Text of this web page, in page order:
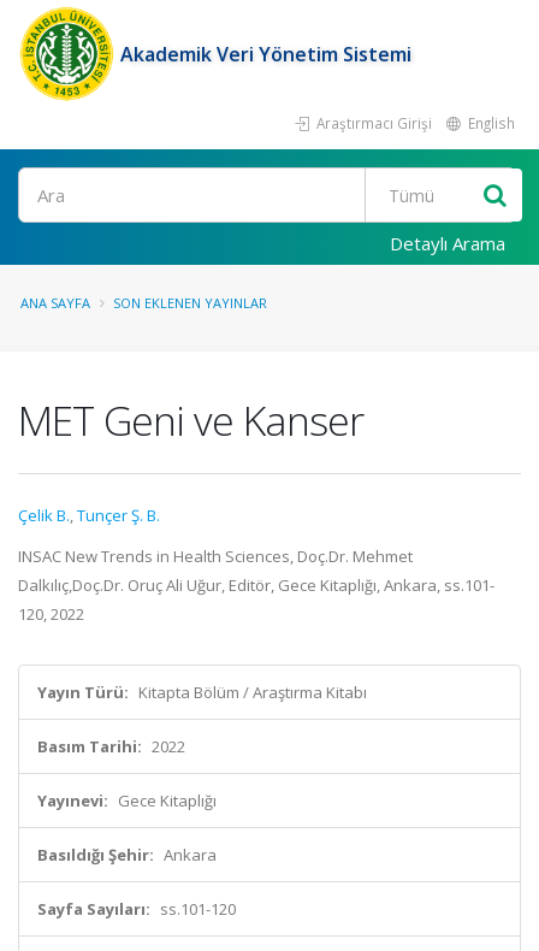
Akademik Veri Yönetim Sistemi
Araştırmacı Girişi English
Ara
Detaylı Arama
ANA SAYFA SON EKLENEN YAYINLAR
MET Geni ve Kanser
Çelik B.,Tunçer Ş. B.
INSAC New Trends in Health Sciences, Doç.Dr. Mehmet
Dalkılıç,Doç.Dr. Oruç Ali Uğur, Editör, Gece Kitaplığı, Ankara, ss.101-
120, 2022
Yayın Türü: Kitapta Bölüm / Araştırma Kitabı
Basım Tarihi: 2022
Yayınevi: Gece Kitaplığı
Basıldığı Şehir: Ankara
Sayfa Sayıları: ss.101-120